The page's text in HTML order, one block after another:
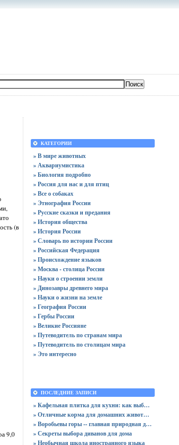
(в
9,0
КАТЕГОРИИ
» В мире животных
» Аквариумистика
» Биология подробно
» Россия для нас и для птиц
» Все о собаках
» Этнография России
» Русские сказки и предания
» История общества
» История России
» Словарь по истории России
» Российская Федерация
» Происхождение языков
» Москва - столица России
» Науки о строении земли
» Динозавры древнего мира
» Науки о жизни на земле
» География России
» Гербы России
» Великие Россияне
» Путеводитель по странам мира
» Путеводитель по столицам мира
» Это интересно
ПОСЛЕДНИЕ ЗАПИСИ
» Кафельная плитка для кухни: как выбрать практичную отделку
» Отличные корма для домашних животных
» Воробьевы горы -- главная природная достопримечательность Москвы
» Секреты выбора диванов для дома
» Необычная школа иностранного языка